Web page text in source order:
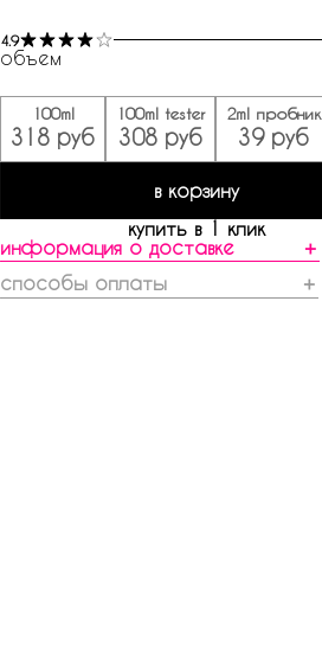
4.9
объем
100ml
318 руб
100ml tester
308 руб
2ml пробник
39 руб
в корзину
купить в 1 клик
информация о доставке
＋
способы оплаты
＋